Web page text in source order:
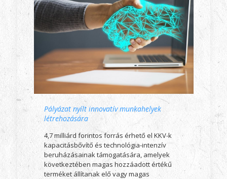
Pályázat nyílt innovatív munkahelyek
létrehozására
4,7 milliárd forintos forrás érhető el KKV-k
kapacitásbővítő és technológia-intenzív
beruházásainak támogatására, amelyek
következtében magas hozzáadott értékű
terméket állítanak elő vagy magas